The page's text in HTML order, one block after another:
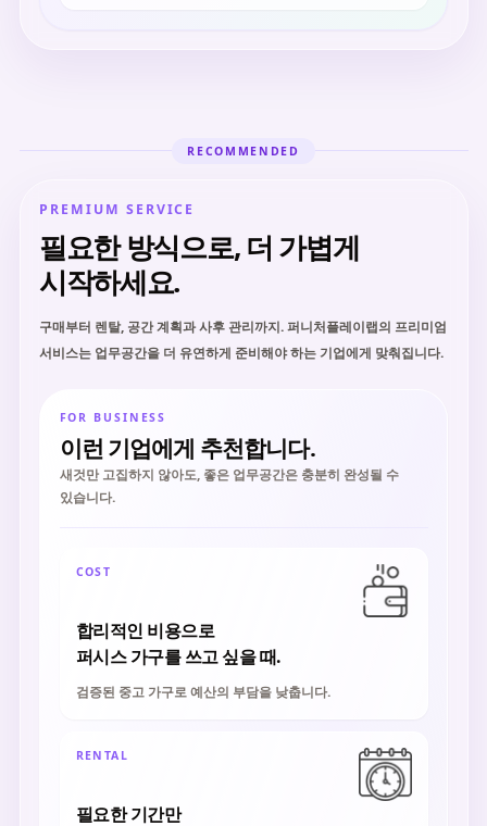
RECOMMENDED
PREMIUM SERVICE
필요한 방식으로, 더 가볍게
시작하세요.
구매부터 렌탈, 공간 계획과 사후 관리까지. 퍼니처플레이랩의 프리미엄
서비스는 업무공간을 더 유연하게 준비해야 하는 기업에게 맞춰집니다.
FOR BUSINESS
이런 기업에게 추천합니다.
새것만 고집하지 않아도, 좋은 업무공간은 충분히 완성될 수
있습니다.
COST
합리적인 비용으로
퍼시스 가구를 쓰고 싶을 때.
검증된 중고 가구로 예산의 부담을 낮춥니다.
RENTAL
필요한 기간만